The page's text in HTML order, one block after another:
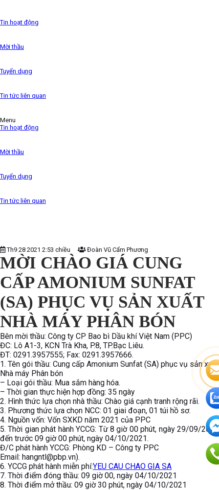
the 1500s,
Tin hoạt động
Mời thầu
Tuyển dụng
Tin tức liên quan
Menu
Tin hoạt động
Mời thầu
Tuyển dụng
Tin tức liên quan
Th9 28 2021 2:53 chiều Đoàn Vũ Cẩm Phương
MỜI CHÀO GIÁ CUNG
CẤP AMONIUM SUNFAT
(SA) PHỤC VỤ SẢN XUẤT
NHÀ MÁY PHÂN BÓN
Bên mời thầu: Công ty CP Bao bì Dầu khí Việt Nam (PPC)
ĐC: Lô A1-3, KCN Trà Kha, P.8, TP.Bạc Liêu.
ĐT: 0291.3957555; Fax: 0291.3957666.
1. Tên gói thầu: Cung cấp Amonium Sunfat (SA) phục vụ sản xuất
Nhà máy Phân bón
– Loại gói thầu: Mua sắm hàng hóa.
– Thời gian thực hiện hợp đồng: 35 ngày
2. Hình thức lựa chọn nhà thầu: Chào giá cạnh tranh rộng rãi.
3. Phương thức lựa chọn NCC: 01 giai đoạn, 01 túi hồ sơ.
4. Nguồn vốn: Vốn SXKD năm 2021 của PPC
5. Thời gian phát hành YCCG: Từ 8 giờ 00 phút, ngày 29/09/2021
đến trước 09 giờ 00 phút, ngày 04/10/2021.
Đ/C phát hành YCCG: Phòng KD – Công ty PPC
Email: hangntl@pbp.vn).
6. YCCG phát hành miễn phí:YEU CAU CHAO GIA SA
7. Thời điểm đóng thầu: 09 giờ 00, ngày 04/10/2021
8. Thời điểm mở thầu: 09 giờ 30 phút, ngày 04/10/2021